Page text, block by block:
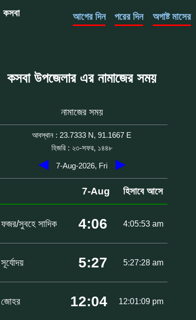
কসবা আগের দিন পরের দিন অগাষ্ট মাসের
কসবা উপজেলার এর নামাজের সময়
নামাজের সময়
আবস্থান : 23.7333 N, 91.1667 E
হিজরি : ২৩-সফর, ১৪৪৮
◀ 7-Aug-2026, Fri ▶
7-Aug হিসাবে আসে
ফজর/সুবহে সাদিক 4:06 4:05:53 am
সূর্যোদয় 5:27 5:27:28 am
জোহর 12:04 12:01:09 pm